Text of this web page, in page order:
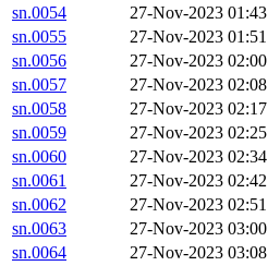
sn.0054
27-Nov-2023 01:43
sn.0055
27-Nov-2023 01:51
sn.0056
27-Nov-2023 02:00
sn.0057
27-Nov-2023 02:08
sn.0058
27-Nov-2023 02:17
sn.0059
27-Nov-2023 02:25
sn.0060
27-Nov-2023 02:34
sn.0061
27-Nov-2023 02:42
sn.0062
27-Nov-2023 02:51
sn.0063
27-Nov-2023 03:00
sn.0064
27-Nov-2023 03:08